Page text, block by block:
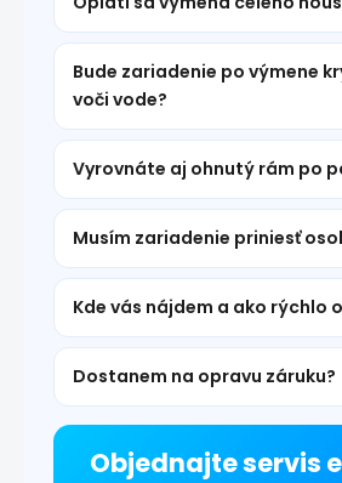
Bude zariadenie po výmene
voči vode?
Vyrovnáte aj ohnutý rám po
Musím zariadenie priniesť
Kde vás nájdem a ako rýchlo
Dostanem na opravu záruku?
Objednajte servis